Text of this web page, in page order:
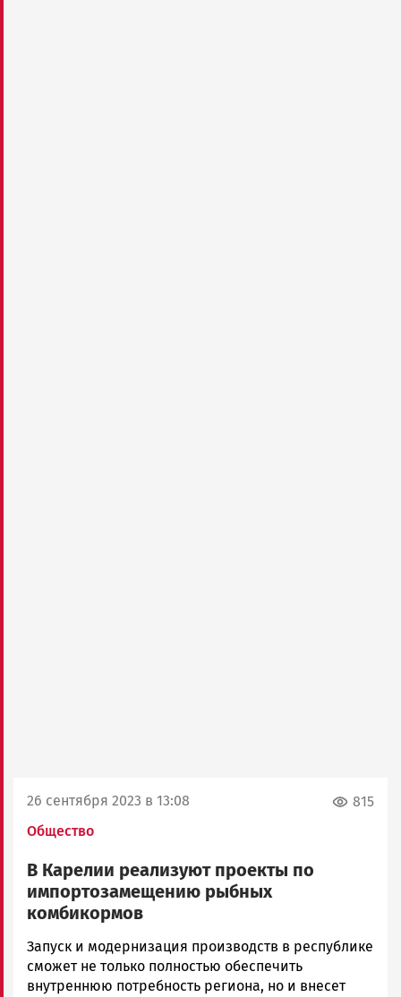
26 сентября 2023 в 13:08
Общество
815
В Карелии реализуют проекты по
импортозамещению рыбных
комбикормов
Ольга
Шубина
Новости
Запуск и модернизация производств в республике
сможет не только полностью обеспечить
внутреннюю потребность региона, но и внесет